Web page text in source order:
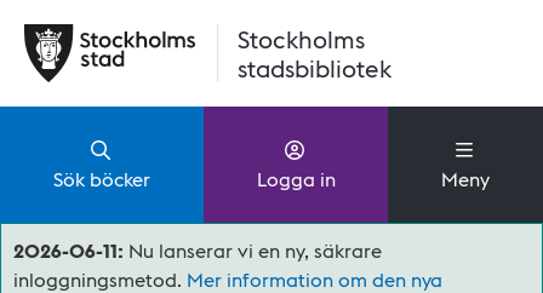
Stockholms
stadsbibliotek
Sök böcker Logga in Meny
2026-06-11: Nu lanserar vi en ny, säkrare
inloggningsmetod. Mer information om den nya